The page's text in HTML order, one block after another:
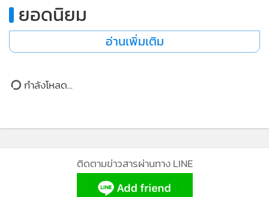
สังคม และกำลังเซาะกร่อนบ่อนทำลายรัฐบาลและการปกครอง
ประเทศ, ทำลายความสงบสุขของชุมชน
รมต.ศึกษาฯ ต้องลาออกและปฏิรูประบบการสอบที่ต้องป้องกัน
เขาเล่าว่า พอเขาได้ฟังคำให้สัมภาษณ์ของ Chief Justice ที่ดูถูก
ยอดนิยม
อ่านเพิ่มเติม
กำลังโหลด...
ติดตามข่าวสารผ่านทาง LINE